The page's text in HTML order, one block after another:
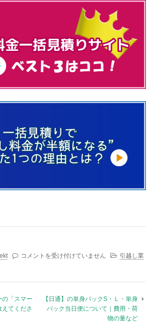
アート引越しセンターの引越し料金を安くす
コメントを受け付けていません
引越し業
の「スマー
えてくださ
【日通】の単身パックS・Ｌ・単身
パック当日便について｜費用・荷
物の量など